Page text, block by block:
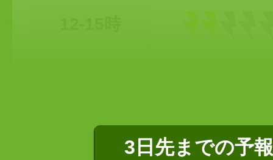
3日先までの予